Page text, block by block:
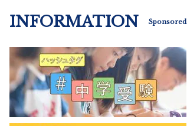
INFORMATION Sponsored